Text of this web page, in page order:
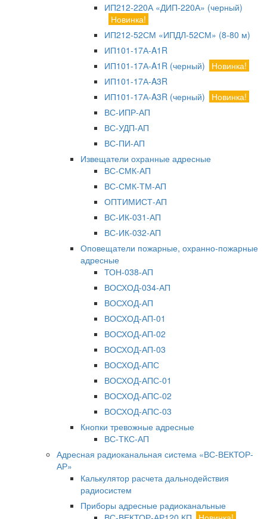
ИП212-220А «ДИП-220А» (черный)
Новинка!
ИП212-52СМ «ИПДЛ-52СМ» (8-80 м)
ИП101-17А-A1R
ИП101-17А-A1R (черный)
Новинка!
ИП101-17А-A3R
ИП101-17А-A3R (черный)
Новинка!
ВС-ИПР-АП
ВС-УДП-АП
ВС-ПИ-АП
Извещатели охранные адресные
ВС-СМК-АП
ВС-СМК-ТМ-АП
ОПТИМИСТ-АП
ВС-ИК-031-АП
ВС-ИК-032-АП
Оповещатели пожарные, охранно-пожарные
адресные
ТОН-038-АП
ВОСХОД-034-АП
ВОСХОД-АП
ВОСХОД-АП-01
ВОСХОД-АП-02
ВОСХОД-АП-03
ВОСХОД-АПС
ВОСХОД-АПС-01
ВОСХОД-АПС-02
ВОСХОД-АПС-03
Кнопки тревожные адресные
ВС-ТКС-АП
Адресная радиоканальная система «ВС-ВЕКТОР-
АР»
Калькулятор расчета дальнодействия
радиосистем
Приборы адресные радиоканальные